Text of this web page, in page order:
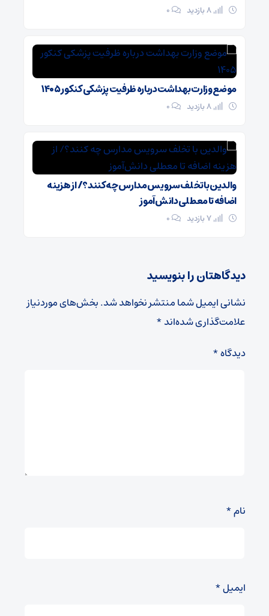
۰
موضع وزارت بهداشت درباره ظرفیت پزشکی کنکور ۱۴۰۵
۰
والدین با تخلف سرویس مدارس چه کنند؟/ از هزینه
اضافه تا معطلی دانش‌آموز
۰
دیدگاهتان را بنویسید
نشانی ایمیل شما منتشر نخواهد شد.بخش‌های موردنیاز
علامت‌گذاری شده‌اند*
دیدگاه*
نام*
ایمیل*